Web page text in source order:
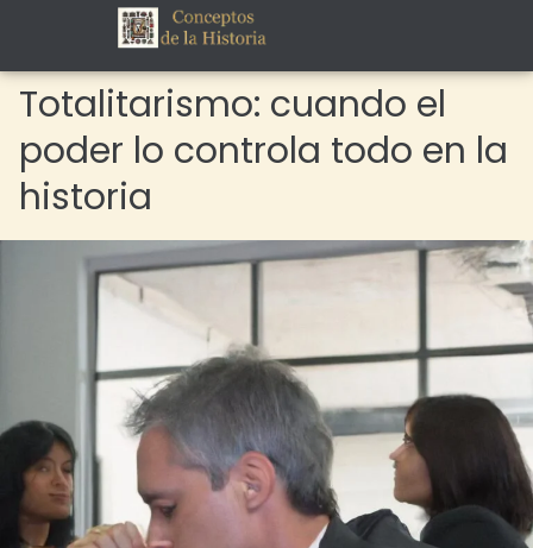
Totalitarismo: cuando el
poder lo controla todo en la
historia